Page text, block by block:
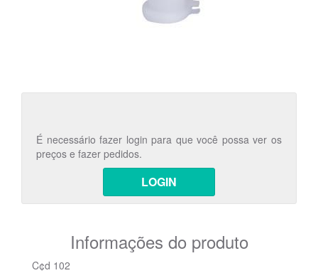
É necessário fazer login para que você possa ver os
preços e fazer pedidos.
LOGIN
Informações do produto
C¢d 102